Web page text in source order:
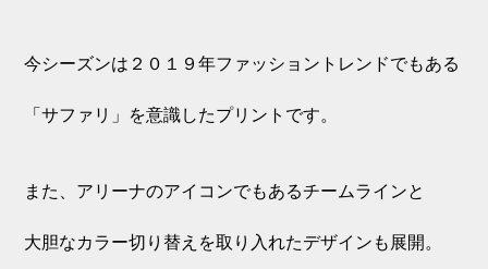
今シーズンは２０１９年ファッショントレンドでもある
「サファリ」を意識したプリントです。
また、アリーナのアイコンでもあるチームラインと
大胆なカラー切り替えを取り入れたデザインも展開。